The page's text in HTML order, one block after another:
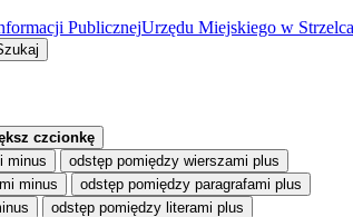
PublicznejUrzędu Miejskiego w
czcionkę
minus
odstęp pomiędzy wierszami plus
minus
odstęp pomiędzy paragrafami plus
odstęp pomiędzy literami plus